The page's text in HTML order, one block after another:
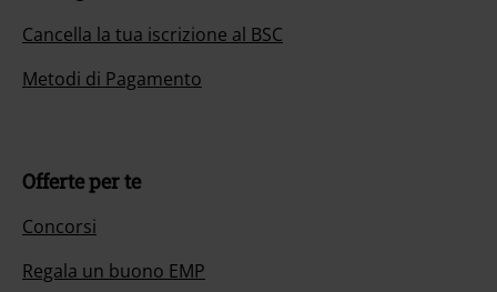
Cancella la tua iscrizione al BSC
Metodi di Pagamento
Offerte per te
Concorsi
Regala un buono EMP